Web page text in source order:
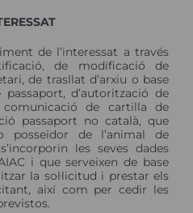
de l’interessat a través
de modificació de
de trasllat d’arxiu o base
d’autorització de
de cartilla de
passaport no català, que
posseïdor de l’animal de
les seves dades
i que serveixen de base
la sol·licitud i prestar els
així com per cedir les